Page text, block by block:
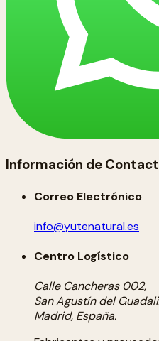
Información de
Correo Electrónico
info@yutenatural.es
Centro Logístico
Calle Cancheras 002,
San Agustín del
Madrid, España.